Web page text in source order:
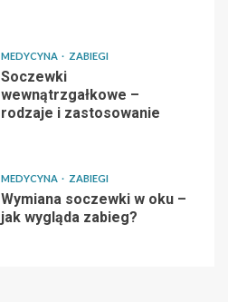
MEDYCYNA ZABIEGI
Soczewki
wewnątrzgałkowe –
rodzaje i zastosowanie
MEDYCYNA ZABIEGI
Wymiana soczewki w oku –
jak wygląda zabieg?